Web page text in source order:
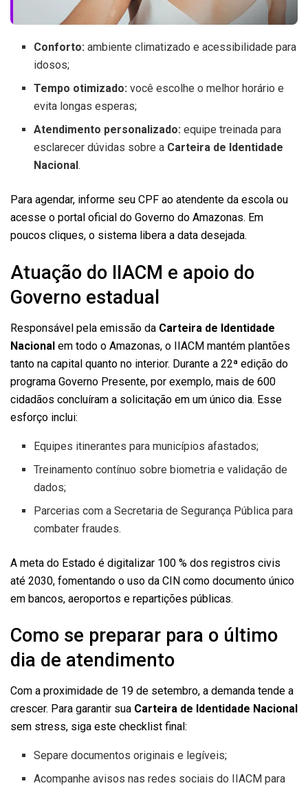
Conforto: ambiente climatizado e acessibilidade para
idosos;
Tempo otimizado: você escolhe o melhor horário e
evita longas esperas;
Atendimento personalizado: equipe treinada para
esclarecer dúvidas sobre a Carteira de Identidade
Nacional.
Para agendar, informe seu CPF ao atendente da escola ou
acesse o portal oficial do Governo do Amazonas. Em
poucos cliques, o sistema libera a data desejada.
Atuação do IIACM e apoio do
Governo estadual
Responsável pela emissão da Carteira de Identidade
Nacional em todo o Amazonas, o IIACM mantém plantões
tanto na capital quanto no interior. Durante a 22ª edição do
programa Governo Presente, por exemplo, mais de 600
cidadãos concluíram a solicitação em um único dia. Esse
esforço inclui:
Equipes itinerantes para municípios afastados;
Treinamento contínuo sobre biometria e validação de
dados;
Parcerias com a Secretaria de Segurança Pública para
combater fraudes.
A meta do Estado é digitalizar 100 % dos registros civis
até 2030, fomentando o uso da CIN como documento único
em bancos, aeroportos e repartições públicas.
Como se preparar para o último
dia de atendimento
Com a proximidade de 19 de setembro, a demanda tende a
crescer. Para garantir sua Carteira de Identidade Nacional
sem stress, siga este checklist final:
Separe documentos originais e legíveis;
Acompanhe avisos nas redes sociais do IIACM para